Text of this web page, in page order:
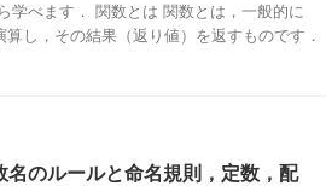
学べます． 関数とは 関数とは，一般的に
し，その結果（返り値）を返すものです．
名のルールと命名規則，定数，配